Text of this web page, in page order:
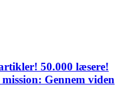
50.000 læsere!
Gennem viden